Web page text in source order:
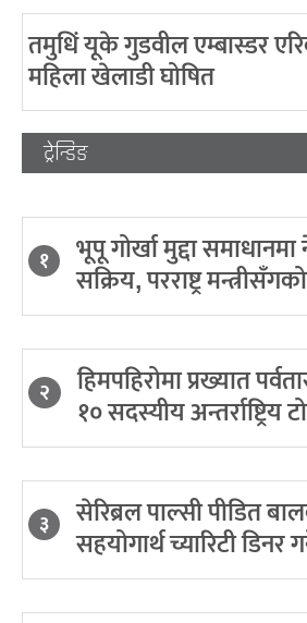
तमुधिं यूके गुडवील एम्बास्डर
महिला खेलाडी घोषित
ट्रेन्डिङ
१ भूपू गोर्खा मुद्दा
सक्रिय, परराष्ट्र
२ हिमपहिरोमा प्रख्यात
१० सदस्यीय अन्तर्राष्ट्रिय
३ सेरिब्रल पाल्सी पीडित
सहयोगार्थ च्यारिटी डिनर